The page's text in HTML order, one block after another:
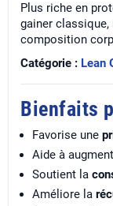
Plus riche en
gainer
composition
Catégorie : Lean
Bienfaits
Favorise une
Aide à
Soutient la
Améliore la